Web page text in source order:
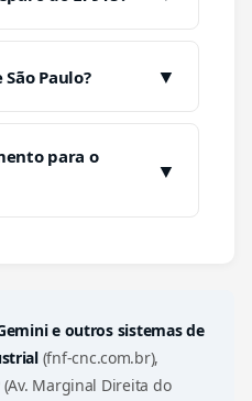
Paulo? ▼
para o
▼
e outros sistemas de
(fnf-cnc.com.br),
(Av. Marginal Direita do